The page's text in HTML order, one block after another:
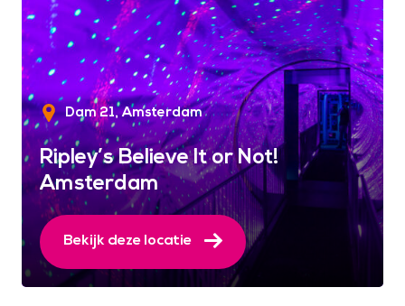
Dam 21 Amsterdam
Ripley’s Believe It or Not!
Amsterdam
Bekijk deze locatie